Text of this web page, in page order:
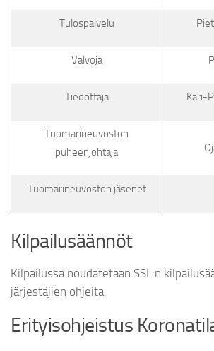
Tulospalvelu
Valvoja
Tiedottaja Kari-
Tuomarineuvoston
puheenjohtaja
Tuomarineuvoston jäsenet
Kilpailusäännöt
Kilpailussa noudatetaan SSL:n
järjestäjien ohjeita.
Erityisohjeistus